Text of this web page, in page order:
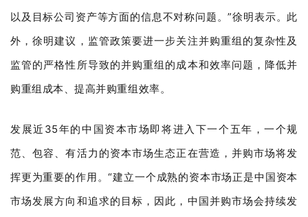
以及目标公司资产等方面的信息不对称问题。”徐明表示。此
外，徐明建议，监管政策要进一步关注并购重组的复杂性及
监管的严格性所导致的并购重组的成本和效率问题，降低并
购重组成本、提高并购重组效率。
发展近35年的中国资本市场即将进入下一个五年，一个规
范、包容、有活力的资本市场生态正在营造，并购市场将发
挥更为重要的作用。“建立一个成熟的资本市场正是中国资本
市场发展方向和追求的目标，因此，中国并购市场会持续发